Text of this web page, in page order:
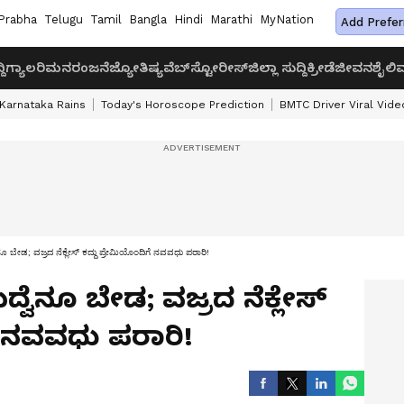
Telugu Tamil Bangla Hindi Marathi MyNation Add
ಗ್ಯಾಲರಿಮನರಂಜನೆಜ್ಯೋತಿಷ್ಯವೆಬ್‌ಸ್ಟೋರೀಸ್ಜಿಲ್ಲಾ ಸುದ್ದಿಕ್ರೀಡೆಜೀವನಶೈಲಿ
Karnataka Rains Today's Horoscope Prediction BMTC Driver Viral
ವಜ್ರದ ನೆಕ್ಲೇಸ್ ಕದ್ದು ಪ್ರೇಮಿಯೊಂದಿಗೆ ನವವಧು ಪರಾರಿ!
ಬೇಡ; ವಜ್ರದ ನೆಕ್ಲೇಸ್
ಪರಾರಿ!